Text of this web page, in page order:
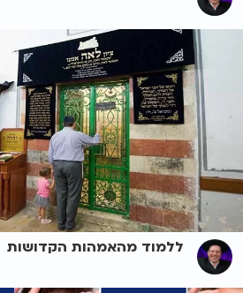
ללמוד מהאמהות הקדושות